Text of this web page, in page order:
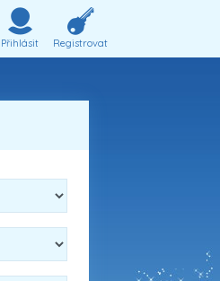
Přihlásit Registrovat